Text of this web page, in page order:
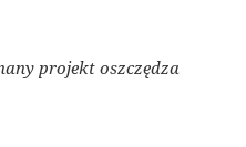
projekt oszczędza